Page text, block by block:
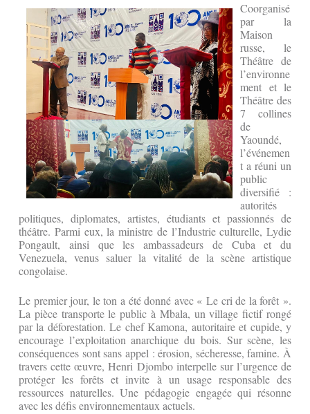
Coorganisé
par la
Maison
russe, le
Théâtre de
l’environne
ment et le
Théâtre des
7 collines
de
Yaoundé,
l’événemen
t a réuni un
public
diversifié :
autorités
politiques, diplomates, artistes, étudiants et passionnés de
théâtre. Parmi eux, la ministre de l’Industrie culturelle, Lydie
Pongault, ainsi que les ambassadeurs de Cuba et du
Venezuela, venus saluer la vitalité de la scène artistique
congolaise.
Le premier jour, le ton a été donné avec « Le cri de la forêt ».
La pièce transporte le public à Mbala, un village fictif rongé
par la déforestation. Le chef Kamona, autoritaire et cupide, y
encourage l’exploitation anarchique du bois. Sur scène, les
conséquences sont sans appel : érosion, sécheresse, famine. À
travers cette œuvre, Henri Djombo interpelle sur l’urgence de
protéger les forêts et invite à un usage responsable des
ressources naturelles. Une pédagogie engagée qui résonne
avec les défis environnementaux actuels.